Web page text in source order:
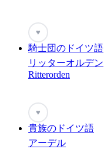
♥
騎士団のドイツ語
リッターオルデン
Ritterorden
♥
貴族のドイツ語
アーデル